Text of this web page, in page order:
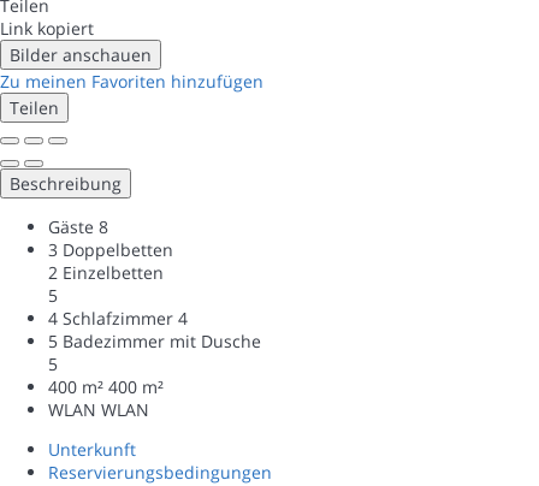
Teilen
Link kopiert
Bilder anschauen
Zu meinen Favoriten hinzufügen
Teilen
Beschreibung
Gäste 8
3 Doppelbetten
2 Einzelbetten
5
4 Schlafzimmer 4
5 Badezimmer mit Dusche
5
400 m² 400 m²
WLAN WLAN
Unterkunft
Reservierungsbedingungen